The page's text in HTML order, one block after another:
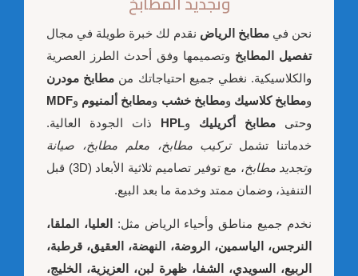
نحن في مطابخ الرياض نقدم لك خبرة طويلة في مجال
تفصيل المطابخ وتصميمها وفق أحدث الطرز العصرية
والكلاسيكية. نغطي جميع احتياجاتك من مطابخ مودرن
ومطابخ كلاسيك ومطابخ خشب ومطابخ ألمنيوم وMDF
وحتى مطابخ أكريليك وHPL ذات الجودة العالية.
خدماتنا تشملتركيب مطابخ، معلم مطابخ، صيانة
وتجديد مطابخ
، مع توفير تصاميم ثلاثية الأبعاد (3D) قبل
التنفيذ، وضمان ممتد وخدمة ما بعد البيع.
نخدم جميع مناطق وأحياء الرياض مثل:
العليا، الملقا،
النرجس، الياسمين، الروضة، النهضة، العقيق، قرطبة،
الربيع، السويدي، الشفا، ظهرة لبن، العزيزية، الخليج،